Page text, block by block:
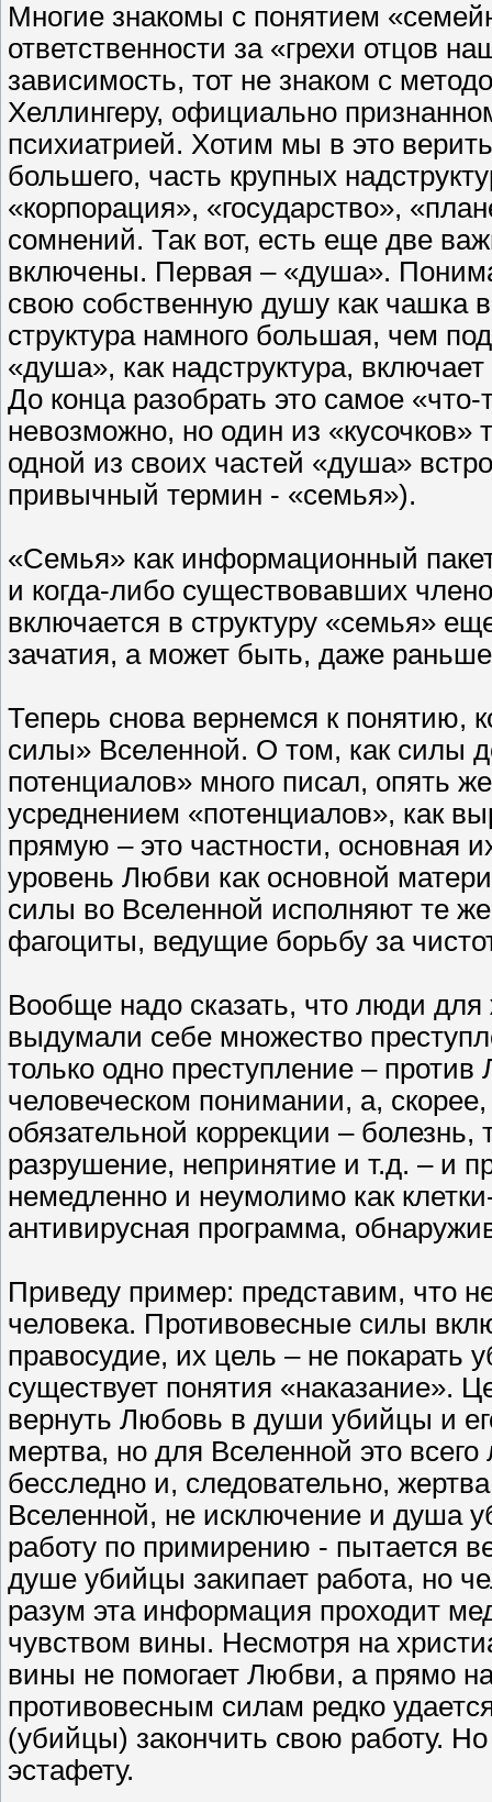
Многие знакомы с понятием
ответственности за «грехи отцов
зависимость, тот не знаком с
Хеллингеру, официально
психиатрией. Хотим мы в это
большего, часть крупных
«корпорация», «государство»,
сомнений. Так вот, есть еще две
включены. Первая – «душа».
свою собственную душу как чашка
структура намного большая, чем
«душа», как надструктура,
До конца разобрать это самое
невозможно, но один из «кусочков»
одной из своих частей «душа»
привычный термин - «семья»).
«Семья» как информационный
и когда-либо существовавших
включается в структуру «семья»
зачатия, а может быть, даже
Теперь снова вернемся к понятию,
силы» Вселенной. О том, как силы
потенциалов» много писал, опять
усреднением «потенциалов», как
прямую – это частности, основная
уровень Любви как основной
силы во Вселенной исполняют те
фагоциты, ведущие борьбу за
Вообще надо сказать, что люди
выдумали себе множество
только одно преступление –
человеческом понимании, а,
обязательной коррекции –
разрушение, непринятие и т.д. – и
немедленно и неумолимо как
антивирусная программа,
Приведу пример: представим, что
человека. Противовесные силы
правосудие, их цель – не покарать
существует понятия «наказание».
вернуть Любовь в души убийцы и
мертва, но для Вселенной это
бесследно и, следовательно,
Вселенной, не исключение и душа
работу по примирению - пытается
душе убийцы закипает работа, но
разум эта информация проходит
чувством вины. Несмотря на
вины не помогает Любви, а прямо
противовесным силам редко
(убийцы) закончить свою работу.
эстафету.